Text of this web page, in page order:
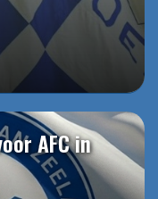
AFC in